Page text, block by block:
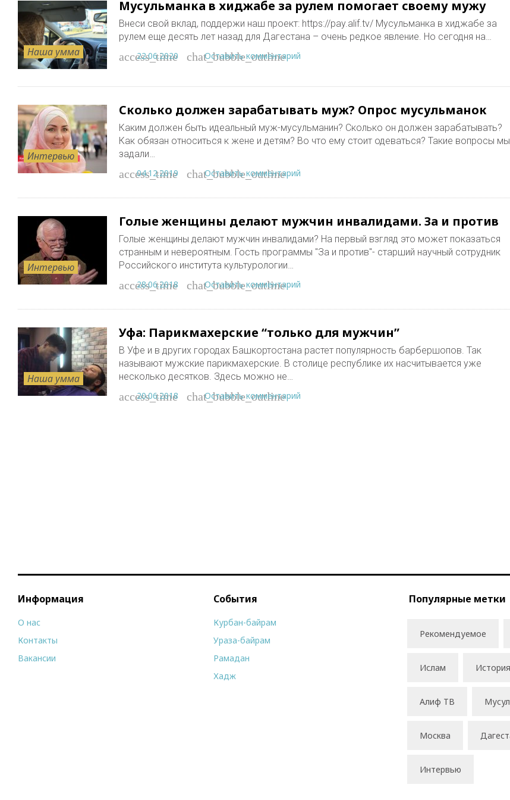
Наша умма
Мусульманка в хиджабе за рулем помогает своему мужу
Внеси свой вклад, поддержи наш проект: https://pay.alif.tv/ Мусульманка в хиджабе за
рулем еще десять лет назад для Дагестана – очень редкое явление. Но сегодня на…
access_time
22.06.2020 chat_bubble_outline
Оставить комментарий
Интервью
Сколько должен зарабатывать муж? Опрос мусульманок
Каким должен быть идеальный муж-мусульманин? Сколько он должен зарабатывать?
Как обязан относиться к жене и детям? Во что ему стоит одеваться? Такие вопросы мы
задали…
access_time
04.12.2019 chat_bubble_outline
Оставить комментарий
Интервью
Голые женщины делают мужчин инвалидами. За и против
Голые женщины делают мужчин инвалидами? На первый взгляд это может показаться
странным и невероятным. Гость программы "За и против"- старший научный сотрудник
Российского института культурологии…
access_time
28.06.2018 chat_bubble_outline
Оставить комментарий
Наша умма
Уфа: Парикмахерские “только для мужчин”
В Уфе и в других городах Башкортостана растет популярность барбершопов. Так
называют мужские парикмахерские. В столице республике их насчитывается уже
несколько десятков. Здесь можно не…
access_time
20.06.2018 chat_bubble_outline
Оставить комментарий
Информация
О нас
Контакты
Вакансии
События
Курбан-байрам
Ураза-байрам
Рамадан
Хадж
Популярные метки
Рекомендуемое
Ислам История
Алиф ТВ
Москва
Интервью